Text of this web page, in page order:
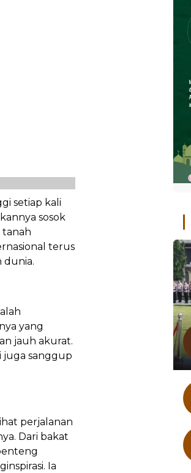
setiap kali
sosok
tanah
terus
dunia.
yang
jauh akurat.
juga sanggup
perjalanan
Dari bakat
Ia